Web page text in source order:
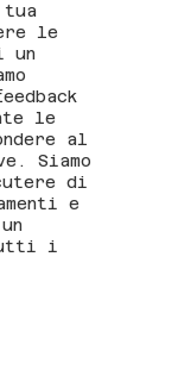
le
un
le
al
Siamo
di
e
i